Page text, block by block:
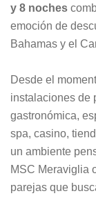
y 8 noches
emoción de
Bahamas y el
Desde el
instalaciones de
gastronómica,
spa, casino,
un ambiente
MSC Meraviglia
parejas que